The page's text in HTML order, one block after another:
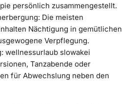
persönlich zusammengestellt.
Die meisten
Nächtigung in gemütlichen
Verpflegung.
wellnessurlaub slowakei
Tanzabende oder
für Abwechslung neben den